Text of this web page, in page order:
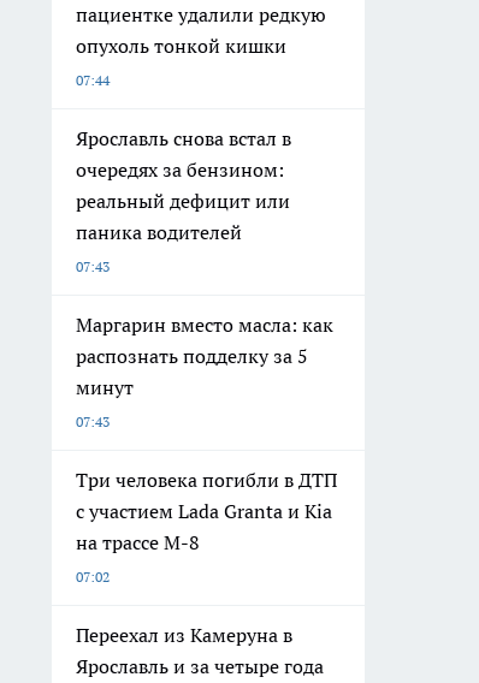
пациентке удалили редкую
опухоль тонкой кишки
07:44
Ярославль снова встал в
очередях за бензином:
реальный дефицит или
паника водителей
07:43
Маргарин вместо масла: как
распознать подделку за 5
минут
07:43
Три человека погибли в ДТП
с участием Lada Granta и Kia
на трассе М-8
07:02
Переехал из Камеруна в
Ярославль и за четыре года